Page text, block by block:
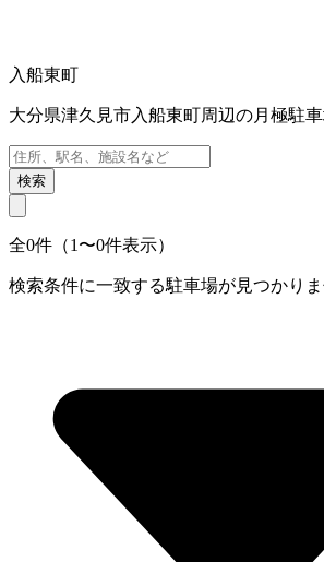
入船東町
大分県津久見市入船東町周辺の月極駐
検索
全0件（1〜0件表示）
検索条件に一致する駐車場が見つかりま